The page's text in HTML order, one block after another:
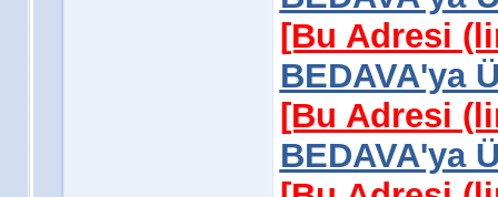
[Bu Adresi
BEDAVA'ya
[Bu Adresi
BEDAVA'ya